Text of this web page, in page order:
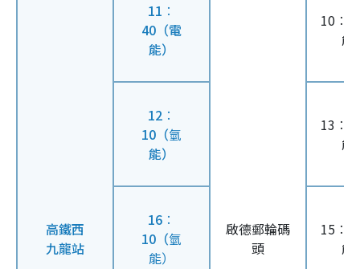
高鐵西
九龍站
啟德郵輪碼
頭
11︰
40（電
能）
能
12︰
10（氫
能）
能
16︰
10（氫
能）
能